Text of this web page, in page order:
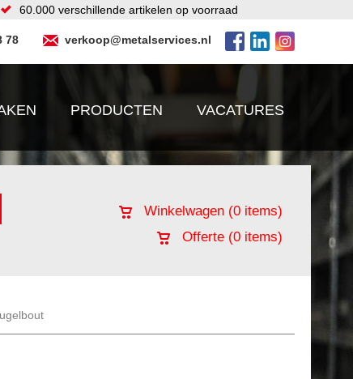
60.000 verschillende artikelen op voorraad
78 verkoop@metalservices.nl
PRODUCTEN VACATURES
Winkelwagen (0 items)
Offerte (0 items)